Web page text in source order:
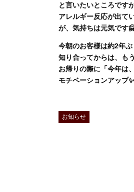
と言いたいところです
アレルギー反応が出て
が、気持ちは元気です
今朝のお客様は約2年
知り合ってからは、も
お帰りの際に「今年は
モチベーションアップ
お知らせ